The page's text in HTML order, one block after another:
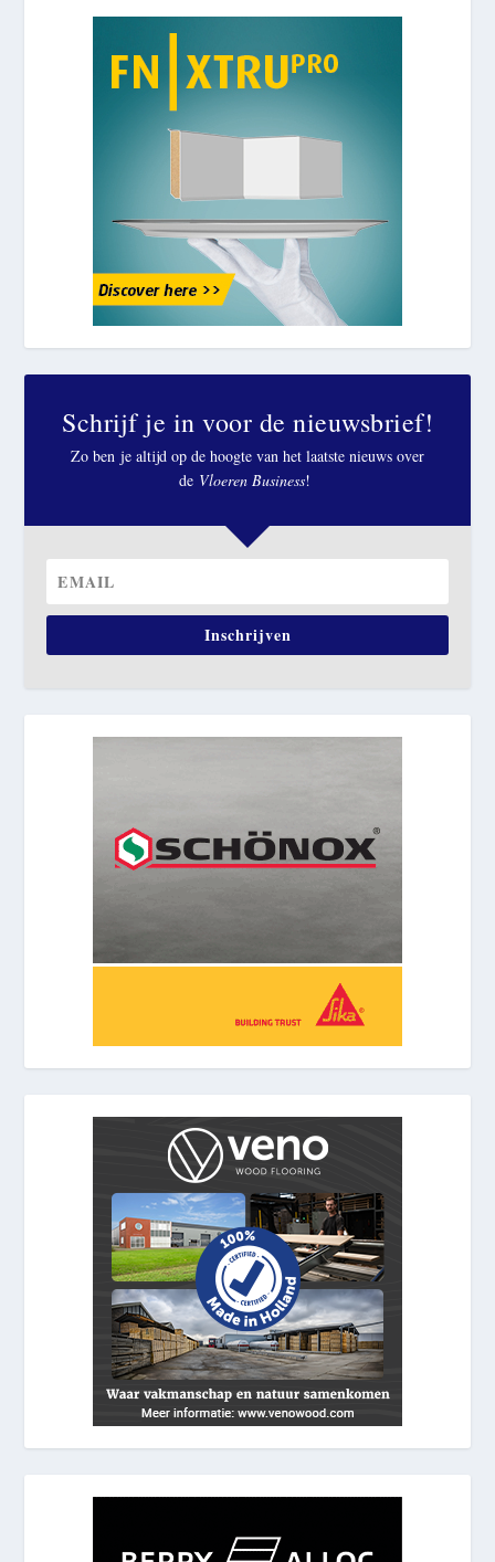
Schrijf je in voor de nieuwsbrief!
Zo ben je altijd op de hoogte van het laatste nieuws over
de Vloeren Business!
Inschrijven